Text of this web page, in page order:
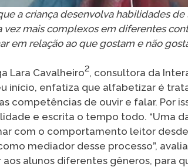
a criança desenvolva habilidades
vez mais complexos em diferentes
em relação ao que gostam e não
Lara Cavalheiro2, consultora da
início, enfatiza que alfabetizar é
competências de ouvir e falar. Por
e escrita o tempo todo. “Uma
com o comportamento leitor
mediador desse processo”,
aos alunos diferentes gêneros, para